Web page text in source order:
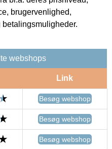
brugervenlighed,
betalingsmuligheder.
webshops
Link
Besøg webshop
Besøg webshop
Besøg webshop